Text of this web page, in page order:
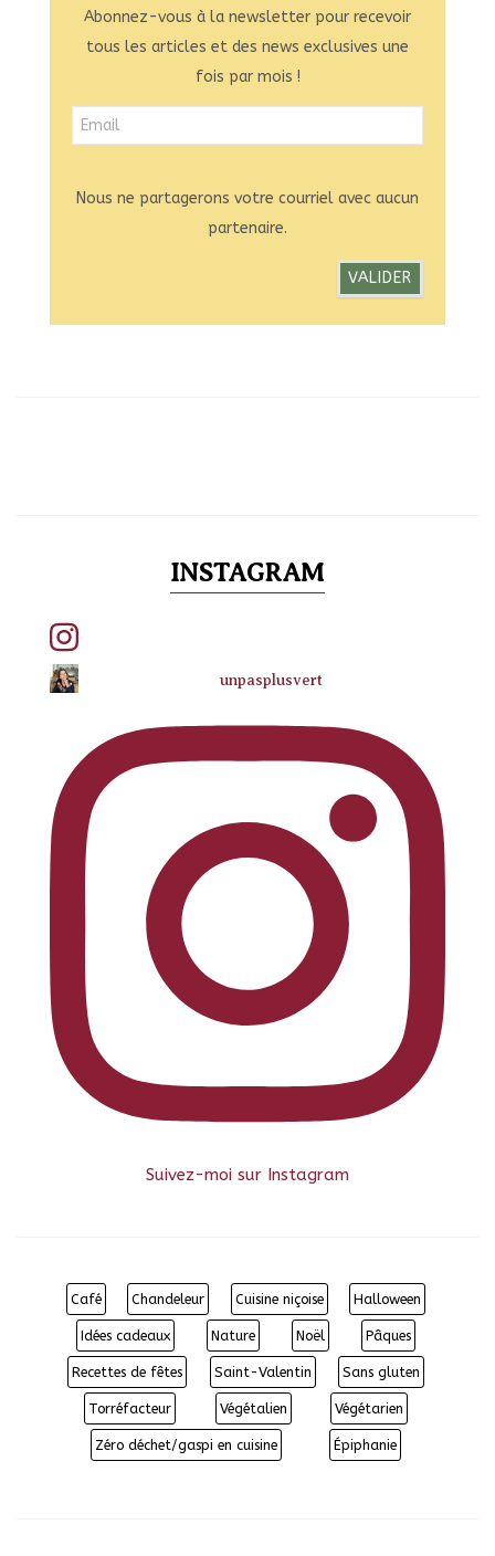
Abonnez-vous à la newsletter pour recevoir
tous les articles et des news exclusives une
fois par mois !
Nous ne partagerons votre courriel avec aucun
partenaire.
INSTAGRAM
unpasplusvert
Suivez-moi sur Instagram
Café Chandeleur Cuisine niçoise Halloween
Idées cadeaux Nature Noël Pâques
Recettes de fêtes Saint-Valentin Sans gluten
Torréfacteur Végétalien Végétarien
Zéro déchet/gaspi en cuisine Épiphanie